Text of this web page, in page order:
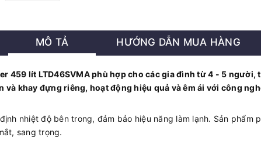
MÔ TẢ HƯỚNG DẪN MUA HÀNG
459 lít LTD46SVMA phù hợp cho các gia đình từ 4 - 5
khay đựng riêng, hoạt động hiệu quả và êm ái với công
nhiệt độ bên trong, đảm bảo hiệu năng làm lạnh. Sản phẩm
sang trọng.